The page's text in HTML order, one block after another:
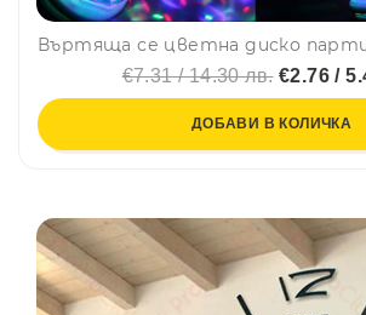
€7.31 / 14.30 лв.€2.76 /
ДОБАВИ В КОЛИЧКА